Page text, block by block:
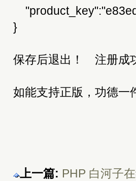
}
保存后退出！ 注册成
如能支持正版，功德一
上一篇: PHP 白河子